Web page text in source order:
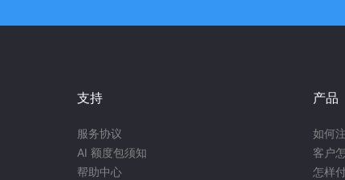
支持
服务协议
AI 额度包须知
帮助中心
产品
如何
客户
怎样